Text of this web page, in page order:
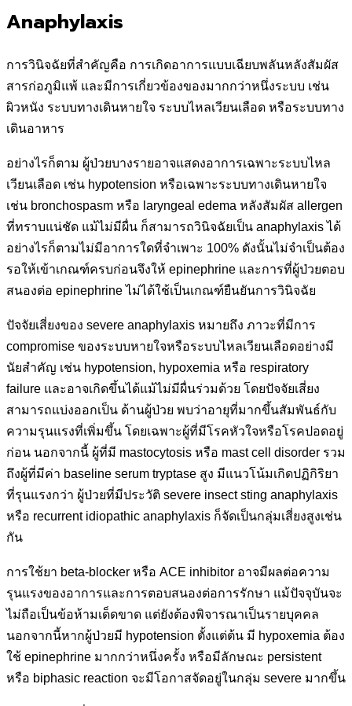
Anaphylaxis
การวินิจฉัยที่สำคัญคือ การเกิดอาการแบบเฉียบพลันหลังสัมผัส
สารก่อภูมิแพ้ และมีการเกี่ยวข้องของมากกว่าหนึ่งระบบ เช่น
ผิวหนัง ระบบทางเดินหายใจ ระบบไหลเวียนเลือด หรือระบบทาง
เดินอาหาร
อย่างไรก็ตาม ผู้ป่วยบางรายอาจแสดงอาการเฉพาะระบบไหล
เวียนเลือด เช่น hypotension หรือเฉพาะระบบทางเดินหายใจ
เช่น bronchospasm หรือ laryngeal edema หลังสัมผัส allergen
ที่ทราบแน่ชัด แม้ไม่มีผื่น ก็สามารถวินิจฉัยเป็น anaphylaxis ได้
อย่างไรก็ตามไม่มีอาการใดที่จำเพาะ 100% ดังนั้นไม่จำเป็นต้อง
รอให้เข้าเกณฑ์ครบก่อนจึงให้ epinephrine และการที่ผู้ป่วยตอบ
สนองต่อ epinephrine ไม่ได้ใช้เป็นเกณฑ์ยืนยันการวินิจฉัย
ปัจจัยเสี่ยงของ severe anaphylaxis หมายถึง ภาวะที่มีการ
compromise ของระบบหายใจหรือระบบไหลเวียนเลือดอย่างมี
นัยสำคัญ เช่น hypotension, hypoxemia หรือ respiratory
failure และอาจเกิดขึ้นได้แม้ไม่มีผื่นร่วมด้วย โดยปัจจัยเสี่ยง
สามารถแบ่งออกเป็น ด้านผู้ป่วย พบว่าอายุที่มากขึ้นสัมพันธ์กับ
ความรุนแรงที่เพิ่มขึ้น โดยเฉพาะผู้ที่มีโรคหัวใจหรือโรคปอดอยู่
ก่อน นอกจากนี้ ผู้ที่มี mastocytosis หรือ mast cell disorder รวม
ถึงผู้ที่มีค่า baseline serum tryptase สูง มีแนวโน้มเกิดปฏิกิริยา
ที่รุนแรงกว่า ผู้ป่วยที่มีประวัติ severe insect sting anaphylaxis
หรือ recurrent idiopathic anaphylaxis ก็จัดเป็นกลุ่มเสี่ยงสูงเช่น
กัน
การใช้ยา beta-blocker หรือ ACE inhibitor อาจมีผลต่อความ
รุนแรงของอาการและการตอบสนองต่อการรักษา แม้ปัจจุบันจะ
ไม่ถือเป็นข้อห้ามเด็ดขาด แต่ยังต้องพิจารณาเป็นรายบุคคล
นอกจากนี้หากผู้ป่วยมี hypotension ตั้งแต่ต้น มี hypoxemia ต้อง
ใช้ epinephrine มากกว่าหนึ่งครั้ง หรือมีลักษณะ persistent
หรือ biphasic reaction จะมีโอกาสจัดอยู่ในกลุ่ม severe มากขึ้น